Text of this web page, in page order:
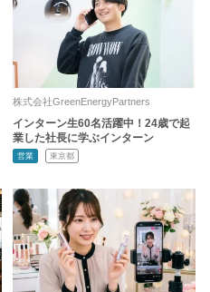
株式会社GreenEnergyPartners
インターン生60名活躍中！24歳で起
業した社長に学ぶインターン
営業 東京都